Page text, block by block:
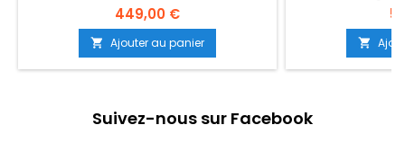
449,00 €
 Ajouter au panier
commandes
même par
traction par
Speedwing
verticale qui

Suivez-nous sur Facebook